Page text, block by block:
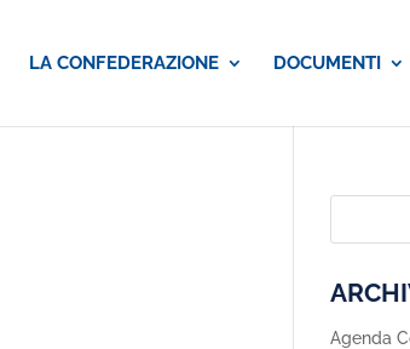
LA CONFEDERAZIONE DOCUMENTI
Agenda